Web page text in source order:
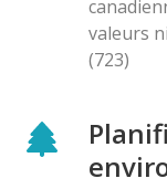
valeurs
(723)